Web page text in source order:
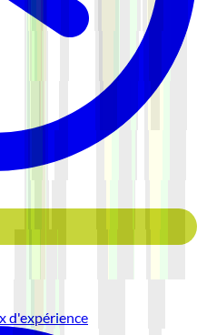
d'expérience